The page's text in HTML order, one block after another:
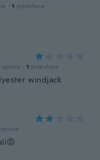
· 1 przesłane
opinie · 1 przesłane
windjack
opinie